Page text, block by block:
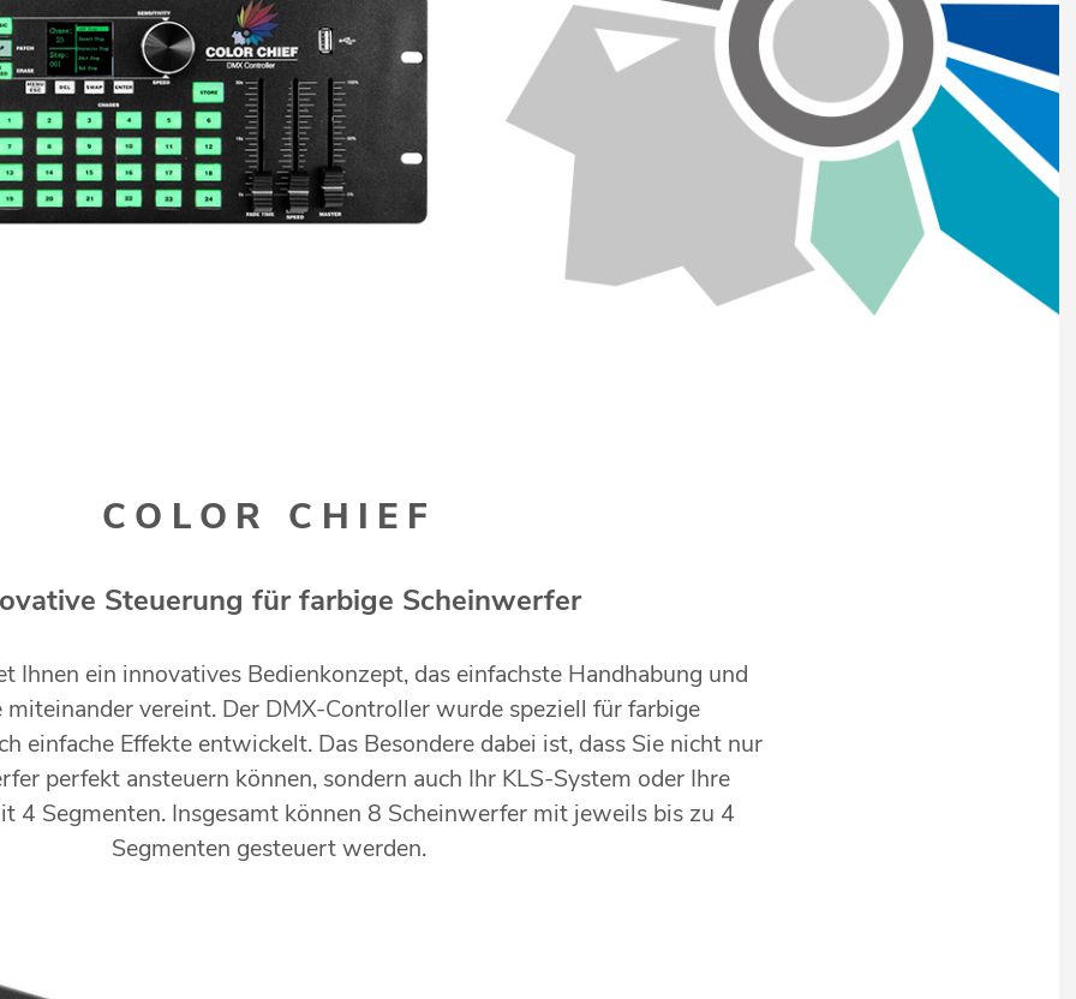
COLOR CHIEF
Steuerung für farbige Scheinwerfer
Ihnen ein innovatives Bedienkonzept, das einfachste Handhabung und
miteinander vereint. Der DMX-Controller wurde speziell für farbige
einfache Effekte entwickelt. Das Besondere dabei ist, dass Sie nicht nur
perfekt ansteuern können, sondern auch Ihr KLS-System oder Ihre
4 Segmenten. Insgesamt können 8 Scheinwerfer mit jeweils bis zu 4
Segmenten gesteuert werden.